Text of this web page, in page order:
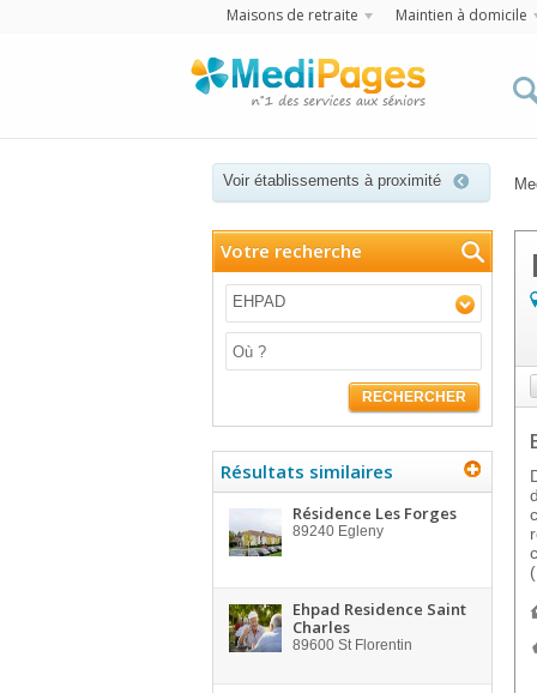
Maisons de retraite Maintien à domicile
Voir établissements à proximité
Votre recherche
EHPAD
RECHERCHER
Résultats similaires
Résidence Les Forges
89240 Egleny
Ehpad Residence Saint
Charles
89600 St Florentin